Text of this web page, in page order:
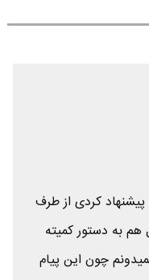
پیشنهاد کردی از طرف
هم به دستور کمیته
چون این پیام